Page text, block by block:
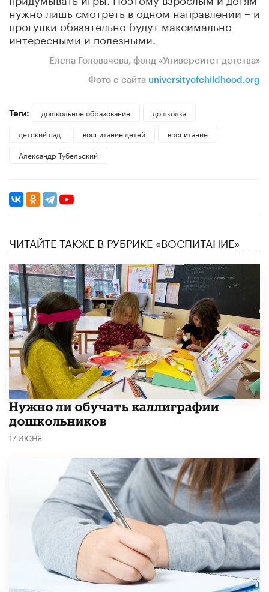
нужно лишь смотреть в одном направлении – и
прогулки обязательно будут максимально
интересными и полезными.
Елена Головачева, фонд «Университет детства»
Фото с сайта universityofchildhood.org
Теги: дошкольное образование
дошколка
детский сад
воспитание детей
воспитание
Александр Тубельский
ЧИТАЙТЕ ТАКЖЕ В РУБРИКЕ «ВОСПИТАНИЕ»
Нужно ли обучать каллиграфии
дошкольников
17 ИЮНЯ